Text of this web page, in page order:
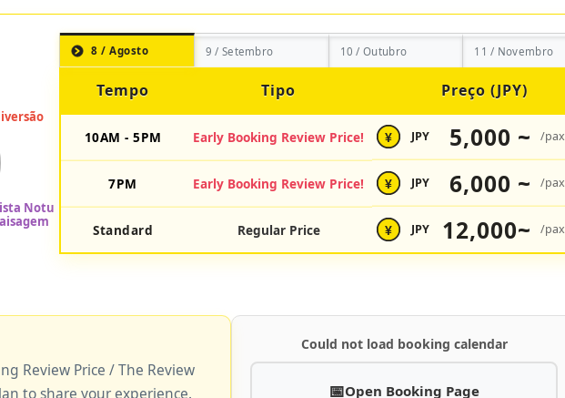
8 / Agosto 9 / Setembro 10 / Outubro 11 / Novembro
Tempo Tipo Preço (JPY)
10AM - 5PM Early Booking Review Price! ¥ JPY 5,000 ~ /pax
7PM Early Booking Review Price! ¥ JPY 6,000 ~ /pax
Standard Regular Price ¥ JPY 12,000~ /pax
Review Price / The Review
to share your experience.
Could not load booking calendar
Open Booking Page